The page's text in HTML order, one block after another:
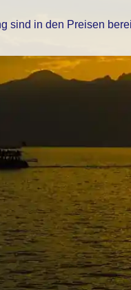
sind in den Preisen